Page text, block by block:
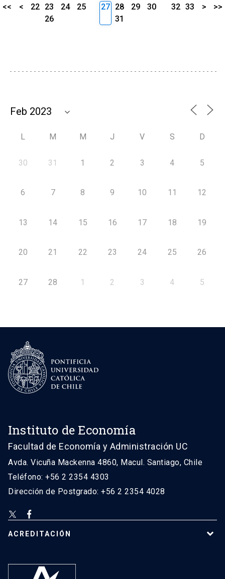
<< < 22 23 24
25
26
27 28 29
30
31
32 33 > >>
L M M J V S D
30 31 1 2 3 4 5
6 7 8 9 10 11 12
13 14 15 16 17 18 19
20 21 22 23 24 25 26
27 28 1 2 3 4 5
Instituto de Economía
Facultad de Economía y Administración UC
Avda. Vicuña Mackenna 4860, Macul. Santiago, Chile
Teléfono: +56 2 2354 4303
Dirección de Postgrado: +56 2 2354 4028
ACREDITACIÓN